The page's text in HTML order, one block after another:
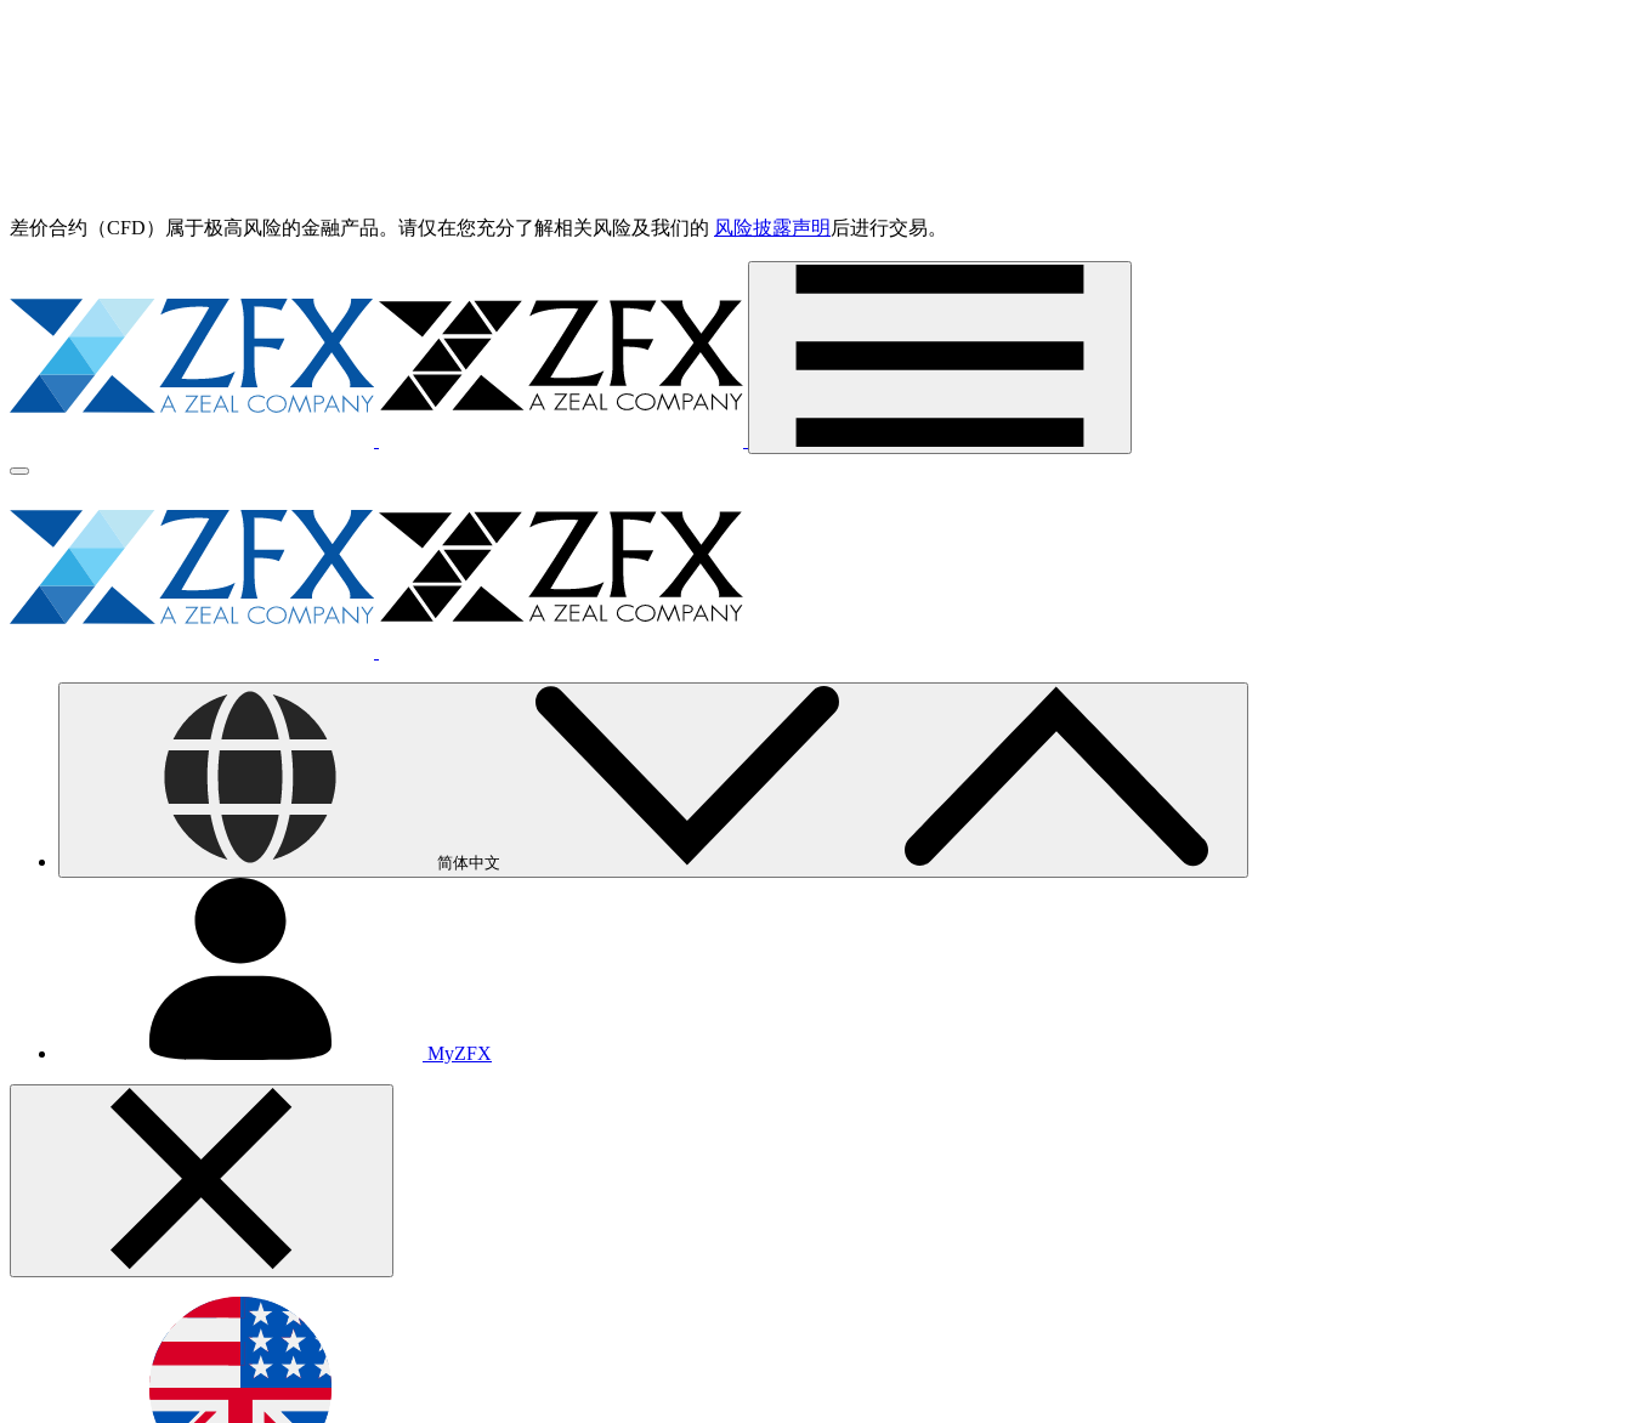
差价合约（CFD）属于极高风险的金融产品。请仅在您充分了解相关风险及我们的 风险披露声明 后进行交易。
简体中文
MyZFX